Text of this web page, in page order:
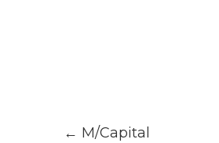
← M/Capital